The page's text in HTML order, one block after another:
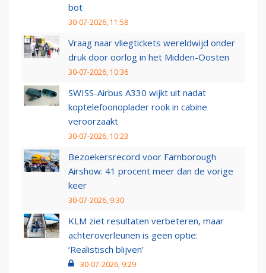
bot
30-07-2026, 11:58
Vraag naar vliegtickets wereldwijd onder
druk door oorlog in het Midden-Oosten
30-07-2026, 10:36
SWISS-Airbus A330 wijkt uit nadat
koptelefoonoplader rook in cabine
veroorzaakt
30-07-2026, 10:23
Bezoekersrecord voor Farnborough
Airshow: 41 procent meer dan de vorige
keer
30-07-2026, 9:30
KLM ziet resultaten verbeteren, maar
achteroverleunen is geen optie:
‘Realistisch blijven’
30-07-2026, 9:29